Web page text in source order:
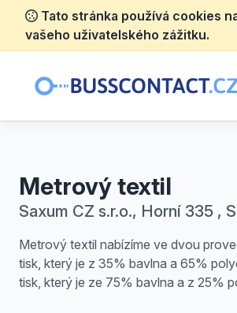
Tato stránka používá cookies
vašeho uživatelského zážitku.
Metrový textil
Saxum CZ s.r.o., Horní 335 ,
Metrový textil nabízíme ve dvou
tisk, který je z 35% bavlna a 65%
tisk, který je ze 75% bavlna a z 25%